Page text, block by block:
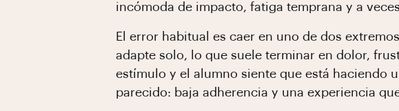
incómoda de impacto, fatiga temprana y a
El error habitual es caer en uno de dos
adapte solo, lo que suele terminar en dolor,
estímulo y el alumno siente que está haciendo
parecido: baja adherencia y una experiencia